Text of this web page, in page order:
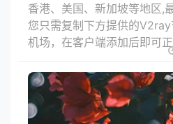
香港、美国、新加坡等地区,
您只需复制下方提供的
机场，在客户端添加后即可正